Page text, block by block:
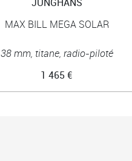
MAX BILL MEGA SOLAR
38 mm, titane, radio-piloté
1 465 €